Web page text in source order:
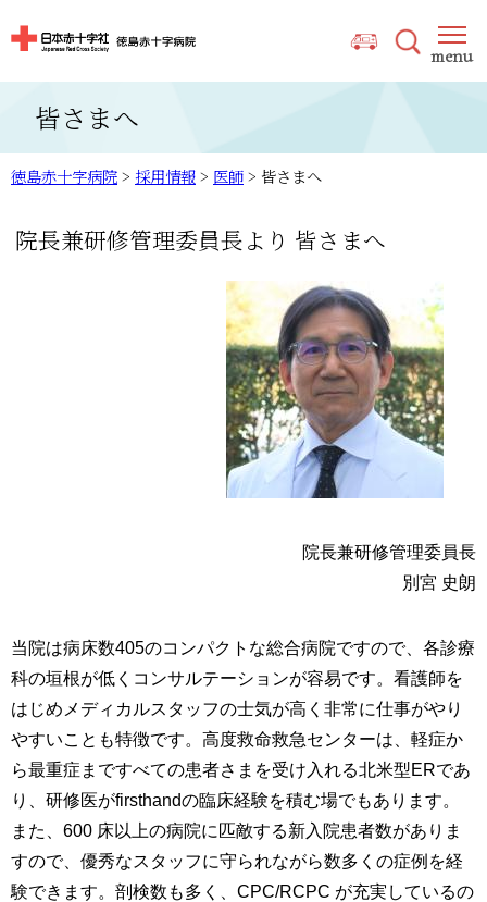
皆さまへ
徳島赤十字病院> 採用情報> 医師> 皆さまへ
院長兼研修管理委員長より 皆さまへ
院長兼研修管理委員長
別宮 史朗
当院は病床数405のコンパクトな総合病院ですので、各診療
科の垣根が低くコンサルテーションが容易です。看護師を
はじめメディカルスタッフの士気が高く非常に仕事がやり
やすいことも特徴です。高度救命救急センターは、軽症か
ら最重症まですべての患者さまを受け入れる北米型ERであ
り、研修医がfirsthandの臨床経験を積む場でもあります。
また、600 床以上の病院に匹敵する新入院患者数がありま
すので、優秀なスタッフに守られながら数多くの症例を経
験できます。剖検数も多く、CPC/RCPC が充実しているの